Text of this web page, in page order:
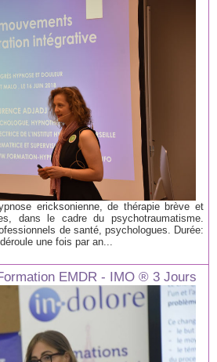
ericksonienne, de thérapie brève et
dans le cadre du psychotraumatisme.
de santé, psychologues. Durée:
une fois par an...
EMDR - IMO ® 3 Jours